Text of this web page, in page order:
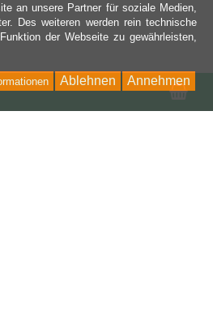
an unsere Partner für soziale Medien,
Des weiteren werden rein technische
der Webseite zu gewährleisten,
Annehmen
Ablehnen